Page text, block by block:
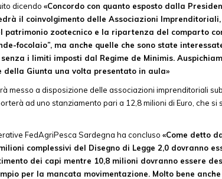
dicendo «Concordo con quanto esposto dalla
il coinvolgimento delle Associazioni
patrimonio zootecnico e la ripartenza del comparto
focolaio”, ma anche quelle che sono state
i limiti imposti dal Regime de Minimis.
della Giunta una volta presentato in aula»
messo a disposizione delle associazioni imprenditoriali
ad uno stanziamento pari a 12,8 milioni di Euro, che
FedAgriPesca Sardegna ha concluso «Come detto
complessivi del Disegno di Legge 2,0 dovranno
dei capi mentre 10,8 milioni dovranno essere
per la mancata movimentazione. Molto bene